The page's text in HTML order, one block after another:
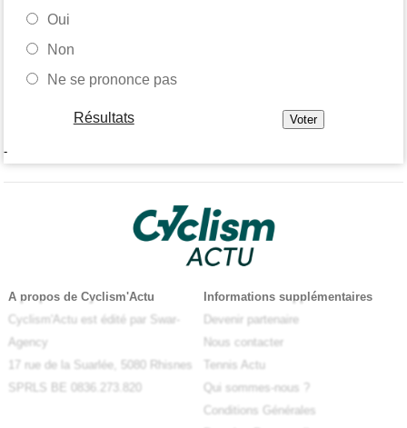
Oui
Non
Ne se prononce pas
Résultats
-
A propos de Cyclism'Actu
Cyclism'Actu est édité par Swar-
Agency
17 rue de la Suarlée, 5080 Rhisnes
SPRLS BE 0836.273.820
Informations supplémentaires
Devenir partenaire
Nous contacter
Tennis Actu
Qui sommes-nous ?
Conditions Générales